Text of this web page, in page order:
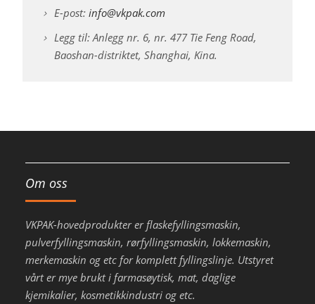
E-post: info@vkpak.com
Legg til: Anlegg nr. 6, nr. 477 Tie Feng Road,
Baoshan-distriktet, Shanghai, Kina.
Om oss
VKPAK-hovedprodukter er flaskefyllingsmaskin,
pulverfyllingsmaskin, rørfyllingsmaskin, lokkemaskin,
merkemaskin og etc for komplett fyllingslinje. Utstyret
vårt er mye brukt i farmasøytisk, mat, daglige
kjemikalier, kosmetikkindustri og etc.